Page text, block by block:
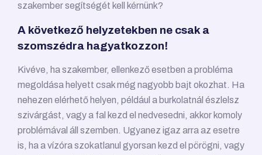
szakember segítségét kell kérnünk?
A következő helyzetekben ne csak a
szomszédra hagyatkozzon!
Kivéve, ha szakember, ellenkező esetben a probléma
megoldása helyett csak még nagyobb bajt okozhat. Ha
nehezen elérhető helyen, például a burkolatnál észlelsz
szivárgást, vagy a fal kezd el nedvesedni, akkor komoly
problémával áll szemben. Ugyanez igaz arra az esetre
is, ha a vízóra szokatlanul gyorsan kezd el pörögni, vagy